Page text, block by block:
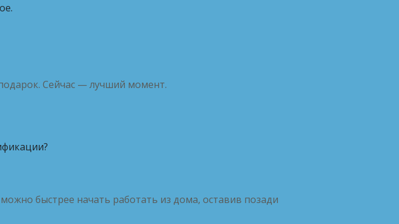
Сейчас — лучший момент.
быстрее начать работать из дома, оставив позади